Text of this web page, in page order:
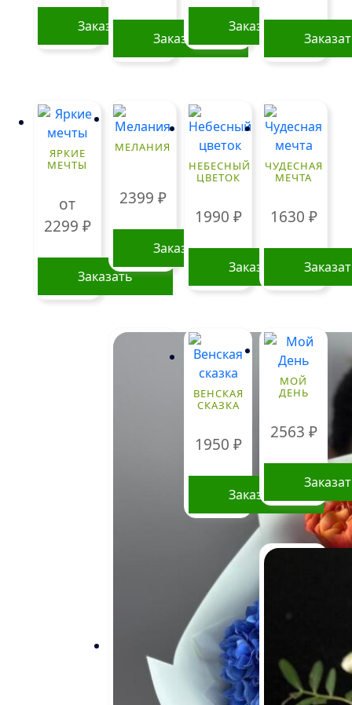
Заказать
Заказать
Заказать
ЯРКИЕ
МЕЧТЫ
от
2299 ₽
Заказать
МЕЛАНИЯ
2399 ₽
Заказать
НЕБЕСНЫЙ
ЦВЕТОК
1990 ₽
Заказать
ЧУДЕСНАЯ
МЕЧТА
1630 ₽
ВЕНСКАЯ
СКАЗКА
1950 ₽
Заказать
МОЙ
ДЕНЬ
2563 ₽